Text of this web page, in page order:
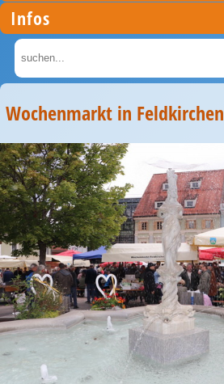
Infos
Wochenmarkt in Feldkirchen